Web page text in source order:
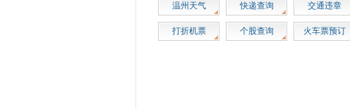
温州天气 快递查询 交通违章
打折机票 个股查询 火车票预订